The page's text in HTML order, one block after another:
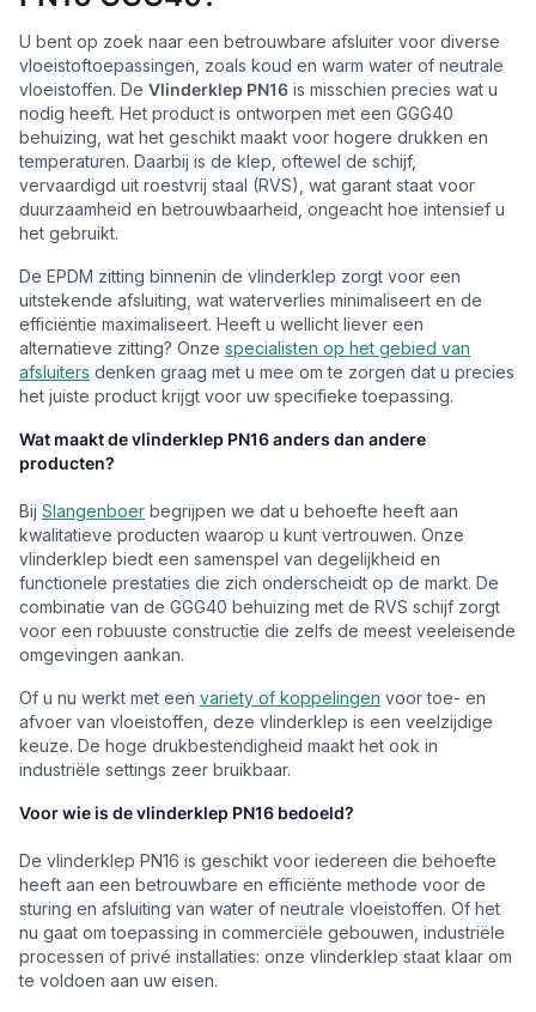
U bent op zoek naar een betrouwbare afsluiter voor diverse
vloeistoftoepassingen, zoals koud en warm water of neutrale
vloeistoffen. De Vlinderklep PN16 is misschien precies wat u
nodig heeft. Het product is ontworpen met een GGG40
behuizing, wat het geschikt maakt voor hogere drukken en
temperaturen. Daarbij is de klep, oftewel de schijf,
vervaardigd uit roestvrij staal (RVS), wat garant staat voor
duurzaamheid en betrouwbaarheid, ongeacht hoe intensief u
het gebruikt.
De EPDM zitting binnenin de vlinderklep zorgt voor een
uitstekende afsluiting, wat waterverlies minimaliseert en de
efficiëntie maximaliseert. Heeft u wellicht liever een
alternatieve zitting? Onze specialisten op het gebied van
afsluiters denken graag met u mee om te zorgen dat u precies
het juiste product krijgt voor uw specifieke toepassing.
Wat maakt de vlinderklep PN16 anders dan andere
producten?
Bij Slangenboer begrijpen we dat u behoefte heeft aan
kwalitatieve producten waarop u kunt vertrouwen. Onze
vlinderklep biedt een samenspel van degelijkheid en
functionele prestaties die zich onderscheidt op de markt. De
combinatie van de GGG40 behuizing met de RVS schijf zorgt
voor een robuuste constructie die zelfs de meest veeleisende
omgevingen aankan.
Of u nu werkt met een variety of koppelingen voor toe- en
afvoer van vloeistoffen, deze vlinderklep is een veelzijdige
keuze. De hoge drukbestendigheid maakt het ook in
industriële settings zeer bruikbaar.
Voor wie is de vlinderklep PN16 bedoeld?
De vlinderklep PN16 is geschikt voor iedereen die behoefte
heeft aan een betrouwbare en efficiënte methode voor de
sturing en afsluiting van water of neutrale vloeistoffen. Of het
nu gaat om toepassing in commerciële gebouwen, industriële
processen of privé installaties: onze vlinderklep staat klaar om
te voldoen aan uw eisen.